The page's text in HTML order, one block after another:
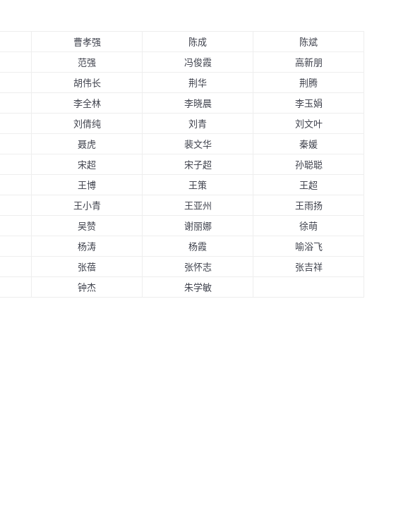
曹孝强 陈成
陈斌
范强 冯俊霞
高新朋
胡伟长 荆华
荆腾
李全林 李晓晨
李玉娟
刘倩纯 刘青
刘文叶
聂虎 裴文华
秦媛
宋超 宋子超
孙聪聪
王博 王策
王超
王小青 王亚州
王雨扬
吴赞 谢丽娜
徐萌
杨涛 杨霞
喻浴飞
张蓓 张怀志
张吉祥
钟杰
朱学敏